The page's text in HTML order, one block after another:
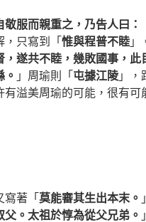
服而親重之，乃告人曰
，只寫到「 惟與程普不睦
遂共不睦，幾敗國事，此
」周瑜則「 屯據江陵 」，
溢美周瑜的可能，很有可
寫著「 莫能審其生出本末。
。太祖於惇為從父兄弟。